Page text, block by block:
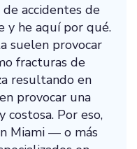
accidentes de
y he aquí por qué.
suelen provocar
fracturas de
resultando en
provocar una
costosa. Por eso,
Miami — o más